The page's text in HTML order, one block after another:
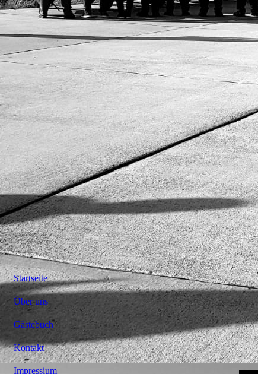
Startseite
Über uns
Gästebuch
Kontakt
Impressium